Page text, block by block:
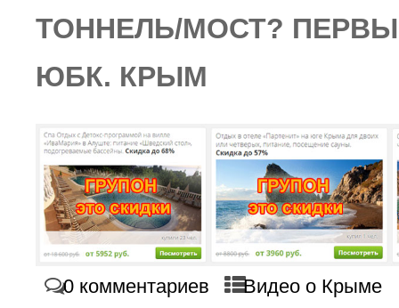
ТОННЕЛЬ/МОСТ?
ЮБК. КРЫМ
0 комментариев Видео о Крыме